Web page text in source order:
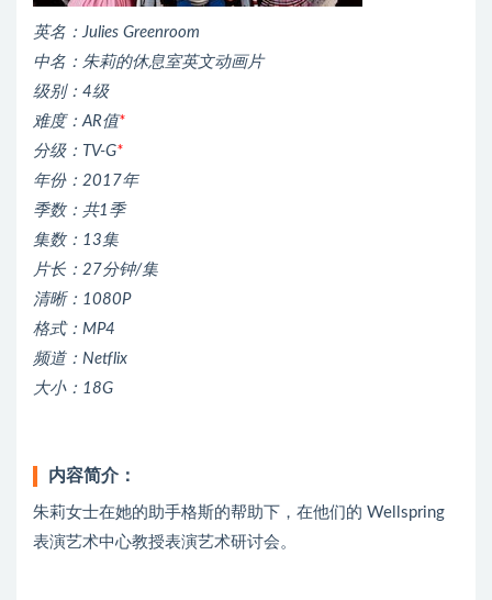
英名：Julies Greenroom
中名：朱莉的休息室英文动画片
级别：4级
难度：AR值*
分级：TV-G*
年份：2017年
季数：共1季
集数：13集
片长：27分钟/集
清晰：1080P
格式：MP4
频道：Netflix
大小：18G
内容简介：
朱莉女士在她的助手格斯的帮助下，在他们的 Wellspring
表演艺术中心教授表演艺术研讨会。